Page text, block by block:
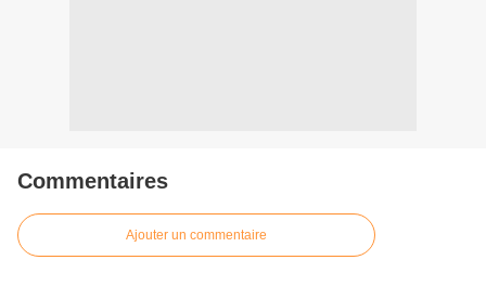
Commentaires
Ajouter un commentaire